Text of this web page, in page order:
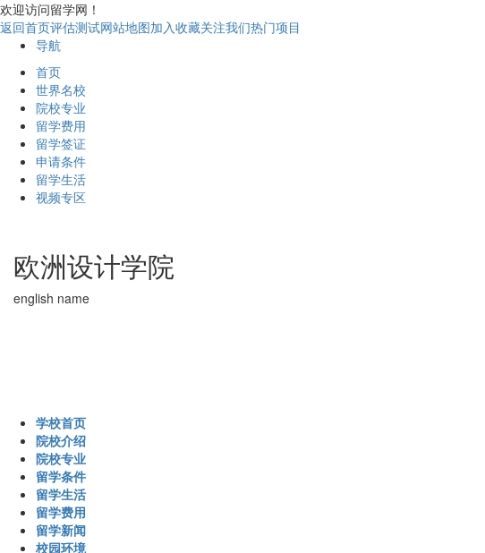
欢迎访问留学网！
返回首页评估测试网站地图加入收藏关注我们热门项目
导航
首页
世界名校
院校专业
留学费用
留学签证
申请条件
留学生活
视频专区
欧洲设计学院
english name
学校首页
院校介绍
院校专业
留学条件
留学生活
留学费用
留学新闻
校园环境